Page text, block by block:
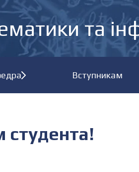
та
Вступникам